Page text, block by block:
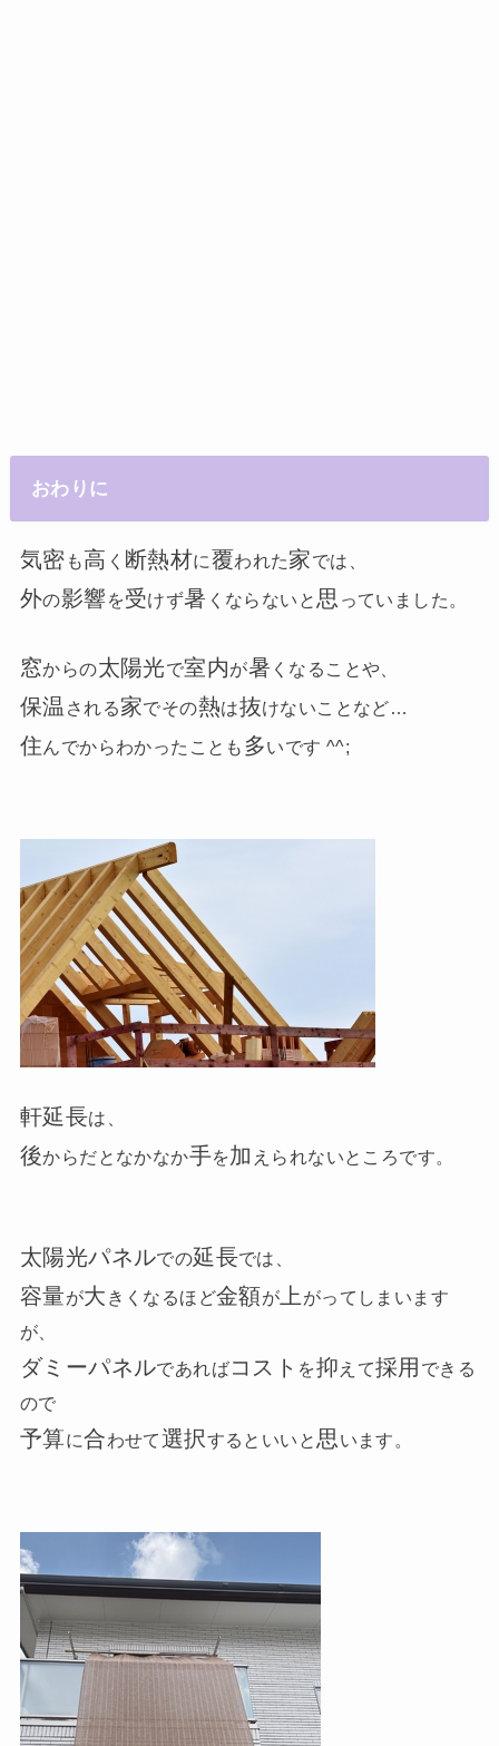
おわりに
気密 も高 く 断熱材に覆われた家では、
外の影響を受けず暑 くならないと思 っていました。
窓からの太陽光で室内が暑くなることや、
保温 される家でその熱は抜けないことなど…
住んでからわかったことも 多いです ^^;
軒延長は、
後からだとなかなか手を加 えられないところです。
太陽光パネルでの延長では、
容量が大 きくなるほど金額が 上 がってしまいます
が、
ダミーパネルであればコスト を抑 えて採用 できる
ので
予算に合わせて選択するといいと 思 います。